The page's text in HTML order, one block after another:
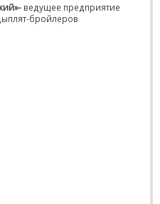
ведущее предприятие
бройлеров